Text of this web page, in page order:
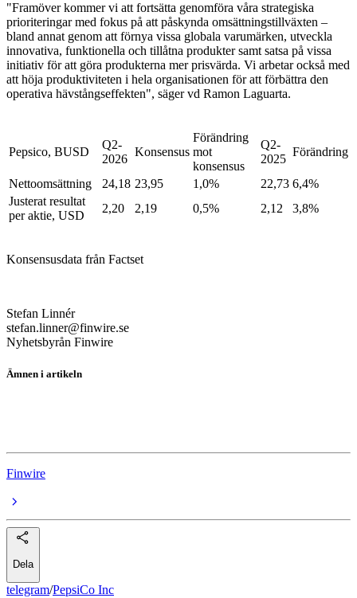
"Framöver kommer vi att fortsätta genomföra våra strategiska
prioriteringar med fokus på att påskynda omsättningstillväxten –
bland annat genom att förnya vissa globala varumärken, utveckla
innovativa, funktionella och tillåtna produkter samt satsa på vissa
initiativ för att göra produkterna mer prisvärda. Vi arbetar också med
att höja produktiviteten i hela organisationen för att förbättra den
operativa hävstångseffekten", säger vd Ramon Laguarta.
Pepsico, BUSD
Q2-
2026
Konsensus
Förändring
mot
konsensus
Q2-
2025
Förändring
Nettoomsättning 24,18 23,95 1,0% 22,73 6,4%
Justerat resultat
per aktie, USD
2,20 2,19 0,5% 2,12 3,8%
Konsensusdata från Factset
Stefan Linnér
stefan.linner@finwire.se
Nyhetsbyrån Finwire
Ämnen i artikeln
Finwire
Dela
telegram/PepsiCo Inc